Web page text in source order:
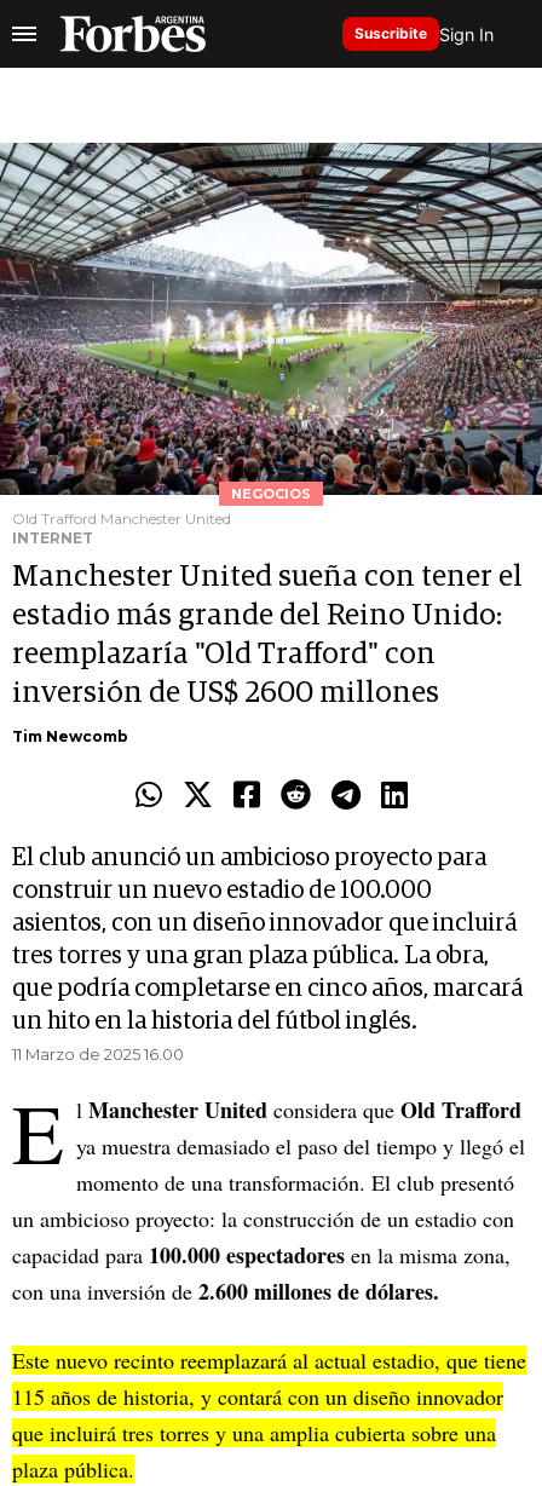
Suscribite Sign In
NEGOCIOS
Old Trafford Manchester United
INTERNET
Manchester United sueña con tener el
estadio más grande del Reino Unido:
reemplazaría "Old Trafford" con
inversión de US$ 2600 millones
Tim Newcomb
El club anunció un ambicioso proyecto para
construir un nuevo estadio de 100.000
asientos, con un diseño innovador que incluirá
tres torres y una gran plaza pública. La obra,
que podría completarse en cinco años, marcará
un hito en la historia del fútbol inglés.
11 Marzo de 2025 16.00
E l Manchester United considera que Old Trafford
ya muestra demasiado el paso del tiempo y llegó el
momento de una transformación. El club presentó
un ambicioso proyecto: la construcción de un estadio con
capacidad para 100.000 espectadores en la misma zona,
con una inversión de 2.600 millones de dólares.
Este nuevo recinto reemplazará al actual estadio, que tiene
115 años de historia, y contará con un diseño innovador
que incluirá tres torres y una amplia cubierta sobre una
plaza pública.